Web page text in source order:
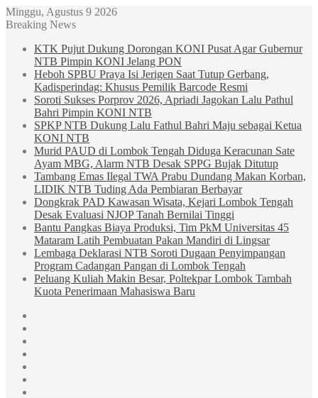
Minggu, Agustus 9 2026
Breaking News
KTK Pujut Dukung Dorongan KONI Pusat Agar Gubernur
NTB Pimpin KONI Jelang PON
Heboh SPBU Praya Isi Jerigen Saat Tutup Gerbang,
Kadisperindag: Khusus Pemilik Barcode Resmi
Soroti Sukses Porprov 2026, Apriadi Jagokan Lalu Pathul
Bahri Pimpin KONI NTB
SPKP NTB Dukung Lalu Fathul Bahri Maju sebagai Ketua
KONI NTB
Murid PAUD di Lombok Tengah Diduga Keracunan Sate
Ayam MBG, Alarm NTB Desak SPPG Bujak Ditutup
Tambang Emas Ilegal TWA Prabu Dundang Makan Korban,
LIDIK NTB Tuding Ada Pembiaran Berbayar
Dongkrak PAD Kawasan Wisata, Kejari Lombok Tengah
Desak Evaluasi NJOP Tanah Bernilai Tinggi
Bantu Pangkas Biaya Produksi, Tim PkM Universitas 45
Mataram Latih Pembuatan Pakan Mandiri di Lingsar
Lembaga Deklarasi NTB Soroti Dugaan Penyimpangan
Program Cadangan Pangan di Lombok Tengah
Peluang Kuliah Makin Besar, Poltekpar Lombok Tambah
Kuota Penerimaan Mahasiswa Baru